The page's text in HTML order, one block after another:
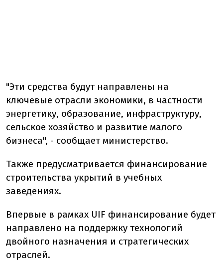
"Эти средства будут направлены на
ключевые отрасли экономики, в частности
энергетику, образование, инфраструктуру,
сельское хозяйство и развитие малого
бизнеса", - сообщает министерство.
Также предусматривается финансирование
строительства укрытий в учебных
заведениях.
Впервые в рамках UIF финансирование будет
направлено на поддержку технологий
двойного назначения и стратегических
отраслей.